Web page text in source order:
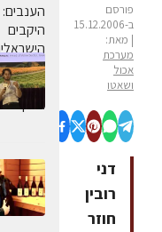
פורסם
ב-15.12.2006
| מאת:
מערכת
אכול
ושאטו
דני
רובין
חוזר